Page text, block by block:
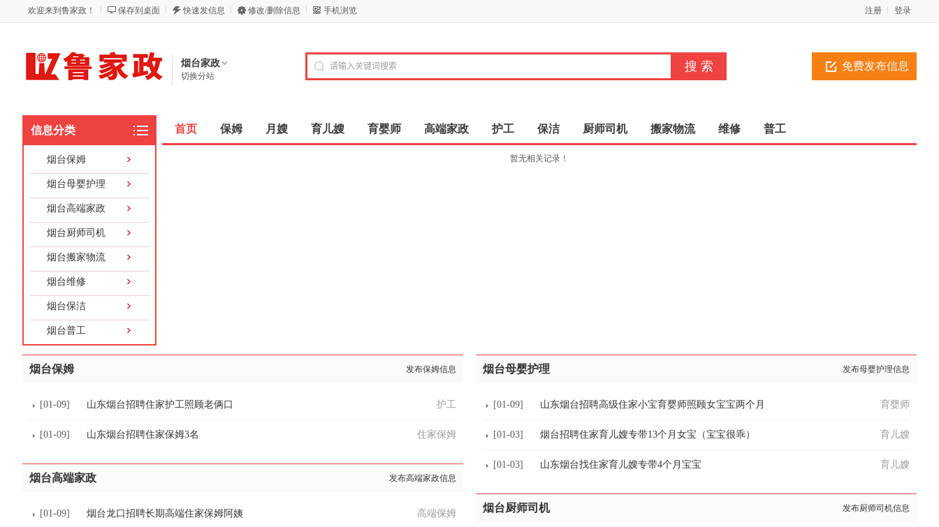
欢迎来到鲁家政！ 保存到桌面 快速发信息 修改/删除信息 手机浏览 登录
注册
烟台家政
切换分站
免费发布信息
信息分类
烟台保姆
烟台母婴护理
烟台高端家政
烟台厨师司机
烟台搬家物流
烟台维修
烟台保洁
烟台普工
首页 保姆 月嫂 育儿嫂 育婴师 高端家政 护工 保洁 厨师司机 搬家物流 维修 普工
暂无相关记录！
烟台保姆 发布保姆信息
[01-09] 山东烟台招聘住家护工照顾老俩口 护工
[01-09] 山东烟台招聘住家保姆3名 住家保姆
烟台母婴护理 发布母婴护理信息
[01-09] 山东烟台招聘高级住家小宝育婴师照顾女宝宝两个月 育婴师
[01-03] 烟台招聘住家育儿嫂专带13个月女宝（宝宝很乖） 育儿嫂
[01-03] 山东烟台找住家育儿嫂专带4个月宝宝 育儿嫂
烟台高端家政 发布高端家政信息
[01-09] 烟台龙口招聘长期高端住家保姆阿姨 高端保姆 烟台厨师司机 发布厨师司机信息